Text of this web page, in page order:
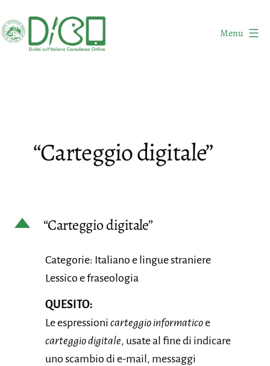
al
contenuto
Menu
“Carteggio digitale”
D “Carteggio digitale”
Categorie: Italiano e lingue straniere
Lessico e fraseologia
QUESITO:
Le espressioni carteggio informaticoe
carteggio digitale, usate al fine di indicare
uno scambio di e-mail, messaggi